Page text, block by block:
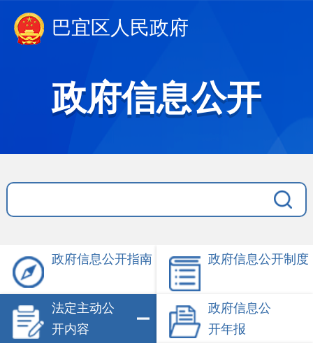
巴宜区人民政府
政府信息公开
政府信息公开指南 政府信息公开制度
法定主动公
开内容
政府信息公
开年报